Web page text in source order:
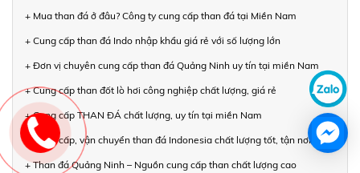
+ Mua than đá ở đâu? Công ty cung cấp than đá tại Miền Nam
+ Cung cấp than đá Indo nhập khẩu giá rẻ với số lượng lớn
+ Đơn vị chuyên cung cấp than đá Quảng Ninh uy tín tại miền Nam
+ Cung cấp than đốt lò hơi công nghiệp chất lượng, giá rẻ
+ Cung cấp THAN ĐÁ chất lượng, uy tín tại miền Nam
+ Cung cấp, vận chuyển than đá Indonesia chất lượng tốt, tận nơi
+ Than đá Quảng Ninh – Nguồn cung cấp than chất lượng cao